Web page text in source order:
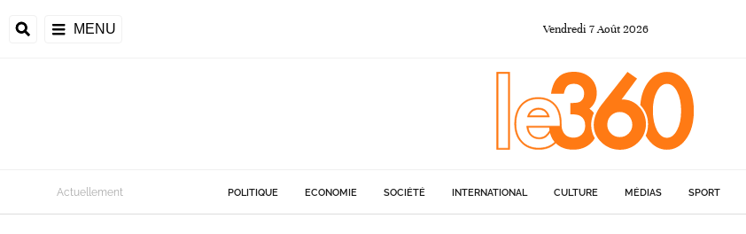
MENU Vendredi 7Août 2026
Actuellement POLITIQUE ECONOMIE SOCIÉTÉ INTERNATIONAL CULTURE MÉDIAS SPORT